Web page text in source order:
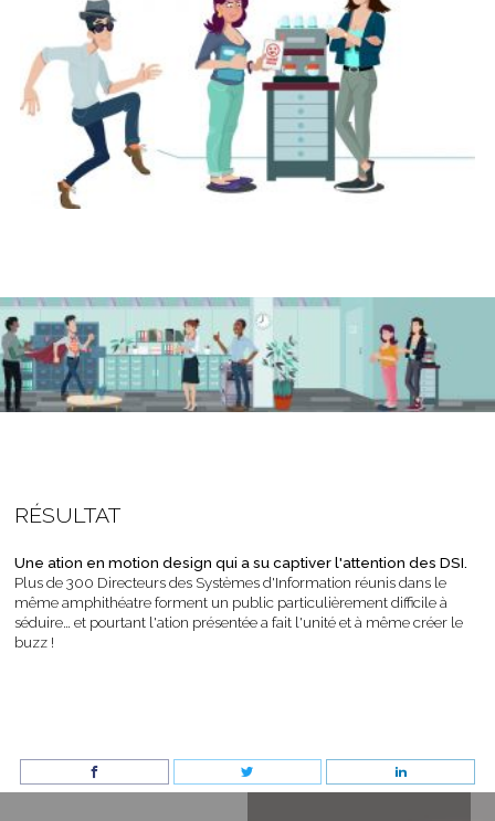
RÉSULTAT
Une ation en motion design qui a su captiver l'attention des DSI.
Plus de 300 Directeurs des Systèmes d'Information réunis dans le
même amphithéatre forment un public particulièrement difficile à
séduire… et pourtant l'ation présentée a fait l'unité et à même créer le
buzz !